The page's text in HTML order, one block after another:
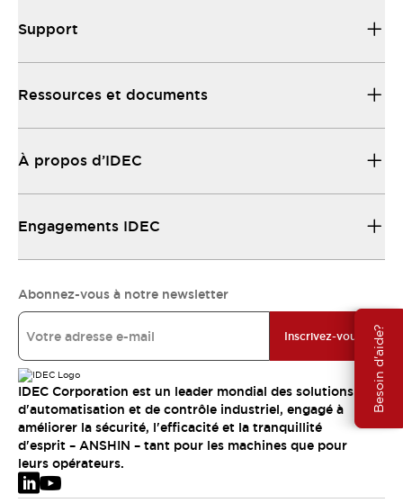
Besoin d'aide?
Support
Ressources et documents
À propos d’IDEC
Engagements IDEC
Abonnez-vous à notre newsletter
Inscrivez-vous
IDEC Corporation est un leader mondial des solutions
d'automatisation et de contrôle industriel, engagé à
améliorer la sécurité, l'efficacité et la tranquillité
d'esprit – ANSHIN – tant pour les machines que pour
leurs opérateurs.